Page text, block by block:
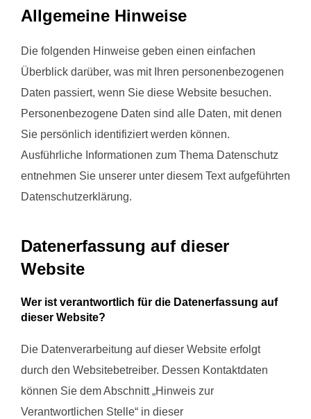
Allgemeine Hinweise
Die folgenden Hinweise geben einen einfachen
Überblick darüber, was mit Ihren personenbezogenen
Daten passiert, wenn Sie diese Website besuchen.
Personenbezogene Daten sind alle Daten, mit denen
Sie persönlich identifiziert werden können.
Ausführliche Informationen zum Thema Datenschutz
entnehmen Sie unserer unter diesem Text aufgeführten
Datenschutzerklärung.
Datenerfassung auf dieser
Website
Wer ist verantwortlich für die Datenerfassung auf
dieser Website?
Die Datenverarbeitung auf dieser Website erfolgt
durch den Websitebetreiber. Dessen Kontaktdaten
können Sie dem Abschnitt „Hinweis zur
Verantwortlichen Stelle“ in dieser